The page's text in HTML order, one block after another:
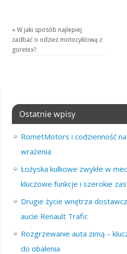
« W jaki sposób najlepiej
zadbać o odzież motocyklową z
goretex?
Ostatnie wpisy
RometMotors i codzienność
wrażenia
Łożyska kulkowe zwykłe w
kluczowe funkcje i szerokie
Drugie życie wnętrza
aucie Renault Trafic
Rozgrzewanie auta zimą –
do obalenia